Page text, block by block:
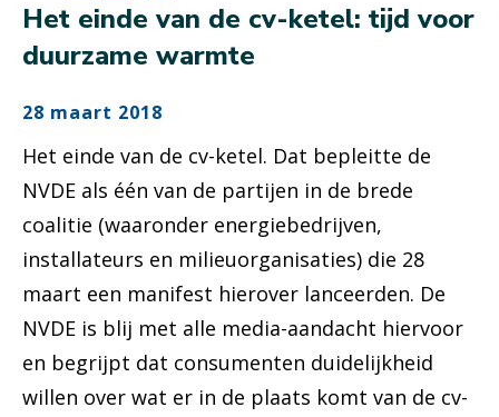
Het einde van de cv-ketel: tijd voor
duurzame warmte
28 maart 2018
Het einde van de cv-ketel. Dat bepleitte de
NVDE als één van de partijen in de brede
coalitie (waaronder energiebedrijven,
installateurs en milieuorganisaties) die 28
maart een manifest hierover lanceerden. De
NVDE is blij met alle media-aandacht hiervoor
en begrijpt dat consumenten duidelijkheid
willen over wat er in de plaats komt van de cv-